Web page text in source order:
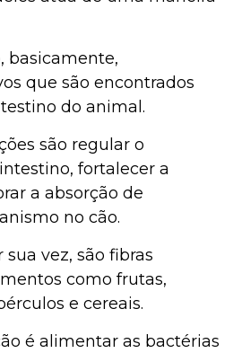
basicamente,
que são encontrados
do animal.
são regular o
fortalecer a
a absorção de
no cão.
sua vez, são fibras
como frutas,
e cereais.
é alimentar as bactérias